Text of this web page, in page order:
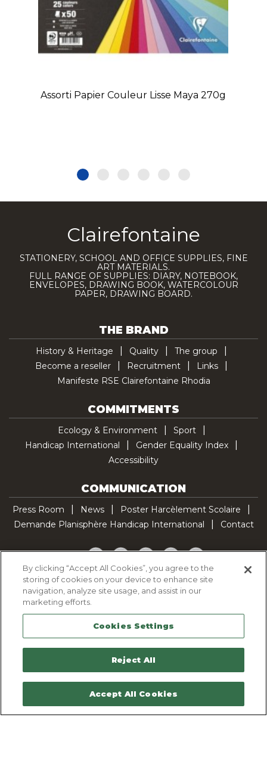
Assorti Papier Couleur Lisse Maya 270g
Clairefontaine
STATIONERY, SCHOOL AND OFFICE SUPPLIES, FINE
ART MATERIALS.
FULL RANGE OF SUPPLIES: DIARY, NOTEBOOK,
ENVELOPES, DRAWING BOOK, WATERCOLOUR
PAPER, DRAWING BOARD.
THE BRAND
History & Heritage Quality
The group
Become a reseller
Recruitment
Links
Manifeste RSE Clairefontaine Rhodia
COMMITMENTS
Ecology & Environment
Sport
Handicap International
Gender Equality Index
Accessibility
COMMUNICATION
Press Room News
Poster Harcèlement Scolaire
Demande Planisphère Handicap International
Contact
Facebook
TwitterYouTubePinterestTikTok
Cookie Policy
Legal Notice
Sitemap
Contactez-nous
By clicking “Accept All Cookies”, you agree to the
storing of cookies on your device to enhance site
navigation, analyze site usage, and assist in our
marketing efforts.
Cookies Settings
Reject All
Accept All Cookies